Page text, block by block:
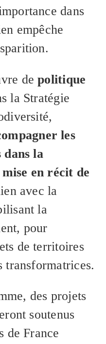
dans
empêche
depolitique
la Stratégie
les
dans la
en récit de
avec la
la
pour
de territoires
transformatrices.
des projets
soutenus
de France